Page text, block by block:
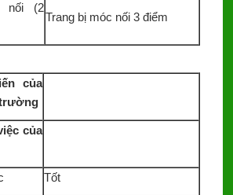
nối (2
Trang bị móc nối 3 điểm
của
của
Tốt